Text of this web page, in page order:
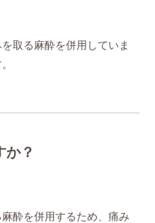
取る麻酔を併用していま
か？
酔を併用するため、痛み